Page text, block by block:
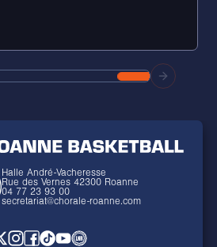
Halle André-Vacheresse
Rue des Vernes 42300 Roanne
04 77 23 93 00
secretariat@chorale-roanne.com